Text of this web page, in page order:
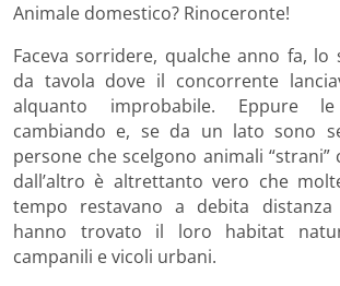
Animale domestico? Rinoceronte!
Faceva sorridere, qualche anno fa,
da tavola dove il concorrente
alquanto improbabile. Eppure
cambiando e, se da un lato sono
persone che scelgono animali “strani”
dall’altro è altrettanto vero che
tempo restavano a debita
hanno trovato il loro habitat
campanili e vicoli urbani.